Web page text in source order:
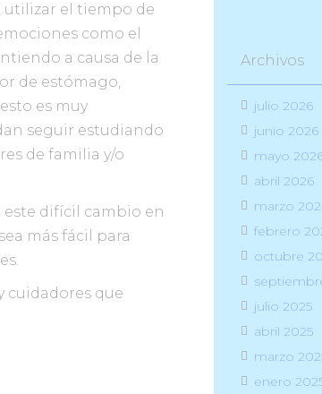
utilizar el tiempo de
como el
a causa de la
de estómago,
es muy
seguir estudiando
de familia y/o
difícil cambio en
más fácil para
cuidadores que
Archivos
julio 2026
junio 2026
mayo
abril 2026
marzo
febrero
octubre
julio 2025
abril 2025
marzo
enero